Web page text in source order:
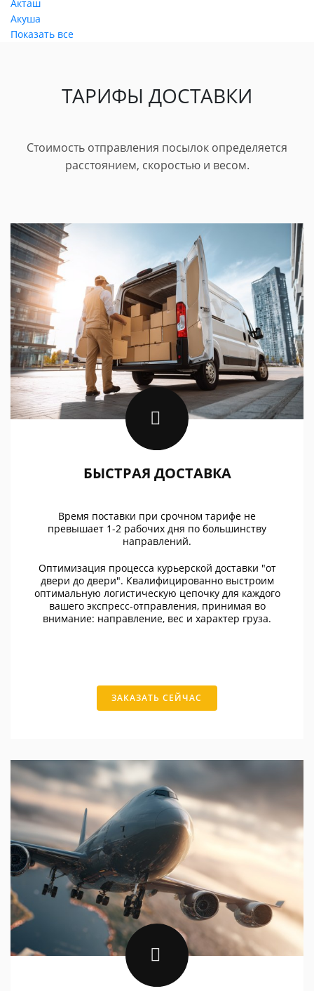
Акташ
Акуша
Показать все
ТАРИФЫ ДОСТАВКИ
Стоимость отправления посылок определяется
расстоянием, скоростью и весом.
БЫСТРАЯ ДОСТАВКА
Время поставки при срочном тарифе не
превышает 1-2 рабочих дня по большинству
направлений.
Оптимизация процесса курьерской доставки "от
двери до двери". Квалифицированно выстроим
оптимальную логистическую цепочку для каждого
вашего экспресс-отправления, принимая во
внимание: направление, вес и характер груза.
ЗАКАЗАТЬ СЕЙЧАС